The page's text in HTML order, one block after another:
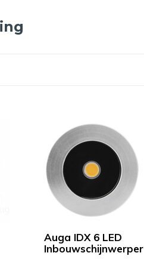
Auga IDX 6 LED
Inbouwschijnwerper